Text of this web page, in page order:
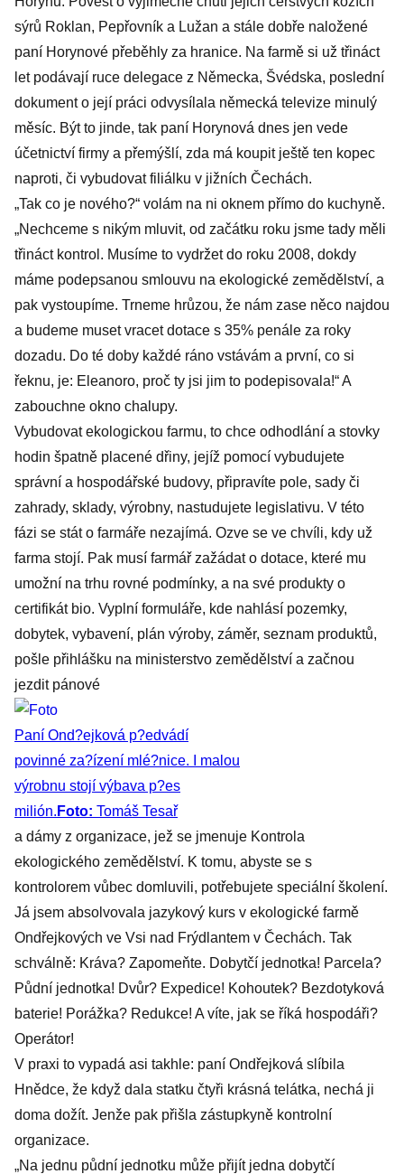
sýrů Roklan, Pepřovník a Lužan a stále dobře naložené
paní Horynové přeběhly za hranice. Na farmě si už třináct
let podávají ruce delegace z Německa, Švédska, poslední
dokument o její práci odvysílala německá televize minulý
měsíc. Být to jinde, tak paní Horynová dnes jen vede
účetnictví firmy a přemýšlí, zda má koupit ještě ten kopec
naproti, či vybudovat filiálku v jižních Čechách.
„Tak co je nového?“ volám na ni oknem přímo do kuchyně.
„Nechceme s nikým mluvit, od začátku roku jsme tady měli
třináct kontrol. Musíme to vydržet do roku 2008, dokdy
máme podepsanou smlouvu na ekologické zemědělství, a
pak vystoupíme. Trneme hrůzou, že nám zase něco najdou
a budeme muset vracet dotace s 35% penále za roky
dozadu. Do té doby každé ráno vstávám a první, co si
řeknu, je: Eleanoro, proč ty jsi jim to podepisovala!“ A
zabouchne okno chalupy.
Vybudovat ekologickou farmu, to chce odhodlání a stovky
hodin špatně placené dřiny, jejíž pomocí vybudujete
správní a hospodářské budovy, připravíte pole, sady či
zahrady, sklady, výrobny, nastudujete legislativu. V této
fázi se stát o farmáře nezajímá. Ozve se ve chvíli, kdy už
farma stojí. Pak musí farmář zažádat o dotace, které mu
umožní na trhu rovné podmínky, a na své produkty o
certifikát bio. Vyplní formuláře, kde nahlásí pozemky,
dobytek, vybavení, plán výroby, záměr, seznam produktů,
pošle přihlášku na ministerstvo zemědělství a začnou
jezdit pánové
Paní Ond?ejková p?edvádí
povinné za?ízení mlé?nice. I malou
výrobnu stojí výbava p?es
milión. Foto: Tomáš Tesař
a dámy z organizace, jež se jmenuje Kontrola
ekologického zemědělství. K tomu, abyste se s
kontrolorem vůbec domluvili, potřebujete speciální školení.
Já jsem absolvovala jazykový kurs v ekologické farmě
Ondřejkových ve Vsi nad Frýdlantem v Čechách. Tak
schválně: Kráva? Zapomeňte. Dobytčí jednotka! Parcela?
Půdní jednotka! Dvůr? Expedice! Kohoutek? Bezdotyková
baterie! Porážka? Redukce! A víte, jak se říká hospodáři?
Operátor!
V praxi to vypadá asi takhle: paní Ondřejková slíbila
Hnědce, že když dala statku čtyři krásná telátka, nechá ji
doma dožít. Jenže pak přišla zástupkyně kontrolní
organizace.
„Na jednu půdní jednotku může přijít jedna dobytčí